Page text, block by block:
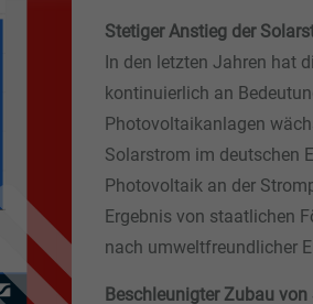
Stetiger Anstieg der
In den letzten Jahren hat
kontinuierlich an
Photovoltaikanlagen
Solarstrom im deutschen
Photovoltaik an der
Ergebnis von staatlichen
nach umweltfreundlicher
Beschleunigter Zubau